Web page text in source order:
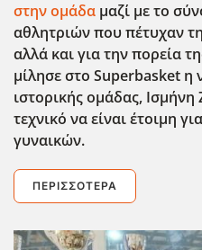
στην ομάδα μαζί με το
αθλητριών που πέτυχαν
αλλά και για την πορεία
μίλησε στο Superbasket η
ιστορικής ομάδας,
τεχνικό να είναι έτοιμη
γυναικών.
ΠΕΡΙΣΣΌΤΕΡΑ